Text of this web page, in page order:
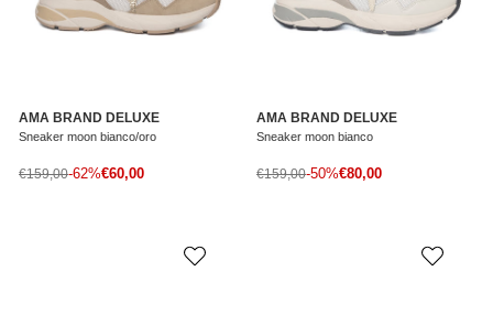
AMA BRAND DELUXE
Sneaker moon bianco/oro
Prezzo di vendita
€60,00
Prezzo normale
€159,00-62%
AMA BRAND DELUXE
Sneaker moon bianco
Prezzo di vendita
€80,00
Prezzo normale
€159,00-50%